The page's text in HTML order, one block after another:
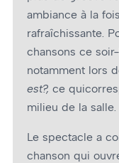
ambiance à la
rafraîchissante.
chansons ce
notamment lors
est?, ce
milieu de la salle.
Le spectacle a
chanson qui